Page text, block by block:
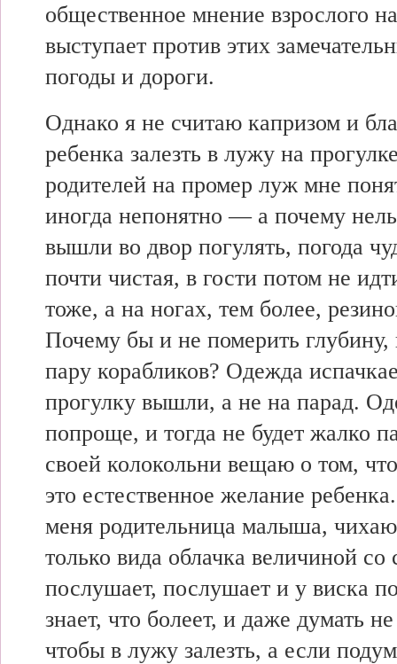
общественное мнение взрослого
выступает против этих
погоды и дороги.
Однако я не считаю капризом и
ребенка залезть в лужу на
родителей на промер луж мне
иногда непонятно — а почему
вышли во двор погулять, погода
почти чистая, в гости потом не
тоже, а на ногах, тем более,
Почему бы и не померить глубину,
пару корабликов? Одежда
прогулку вышли, а не на парад.
попроще, и тогда не будет жалко
своей колокольни вещаю о том,
это естественное желание
меня родительница малыша,
только вида облачка величиной
послушает, послушает и у виска
знает, что болеет, и даже думать
чтобы в лужу залезть, а если